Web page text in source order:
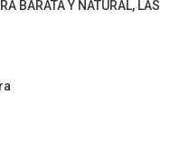
BARATA Y NATURAL, LAS